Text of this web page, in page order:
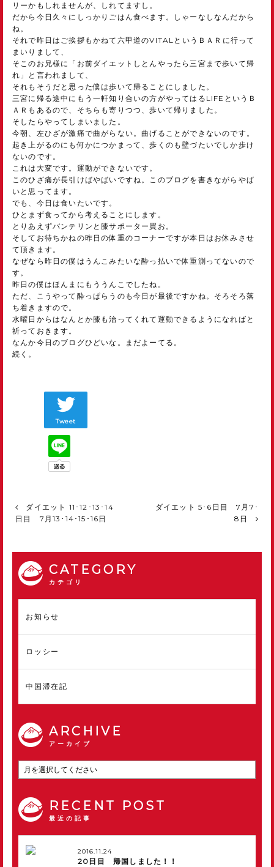
リーかもしれませんが、しれてますし。
だから今日久々にしっかりごはん食べます。しゃーなしなんだから
ね。
それで昨日はご挨拶もかねて六甲道のVITALというＢＡＲに行って
まいりまして、
そこのお兄様に「お前ダイエットしとんやったら三宮まで歩いて帰
れ」と言われまして、
それもそうだと思った僕は歩いて帰ることにしました。
三宮に帰る途中にもう一軒知り合いの方がやってはるLIFEというＢ
ＡＲもあるので、そちらも寄りつつ、歩いて帰りました。
そしたらやってしまいました。
今朝、左ひざが激痛で曲がらない。曲げることができないのです。
起き上がるのにも何かにつかまって、歩くのも壁づたいでしか歩け
ないのです。
これは大変です。運動ができないです。
このひざ痛が長引けばやばいですね。このブログを書きながらやば
いと思ってます。
でも、今日は食いたいです。
ひとまず食ってから考えることにします。
とりあえずバンテリンと膝サポーター買お。
そしてお待ちかねの昨日の体重のコーナーですが本日はお休みさせ
て頂きます。
なぜなら昨日の僕はうんこみたいな酔っ払いで体重測ってないので
す。
昨日の僕はほんまにもううんこでしたね。
ただ、こうやって酔っぱらうのも今日が最後ですかね。そろそろ落
ち着きますので。
水曜日からはなんとか膝も治ってくれて運動できるようになればと
祈っておきます。
なんか今日のブログひどいな。まだよーてる。
続く。
Tweet
ダイエット 11･12･13･14
日目 7月13･14･15･16日
ダイエット 5･6日目 7月7･
8日
CATEGORY
カテゴリ
お知らせ
ロッシー
中国滞在記
ARCHIVE
アーカイブ
RECENT POST
最近の記事
2016.11.24
20日目 帰国しました！！